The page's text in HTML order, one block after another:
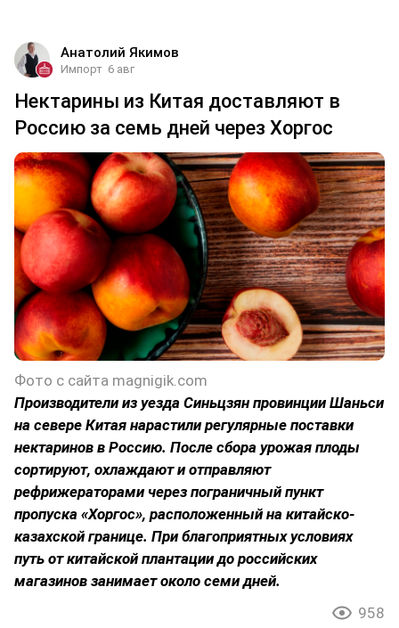
Анатолий Якимов
Импорт 6 авг
Нектарины из Китая доставляют в
Россию за семь дней через Хоргос
Фото с сайта magnigik.com
Производители из уезда Синьцзян провинции Шаньси
на севере Китая нарастили регулярные поставки
нектаринов в Россию. После сбора урожая плоды
сортируют, охлаждают и отправляют
рефрижераторами через пограничный пункт
пропуска «Хоргос», расположенный на китайско-
казахской границе. При благоприятных условиях
путь от китайской плантации до российских
магазинов занимает около семи дней.
958